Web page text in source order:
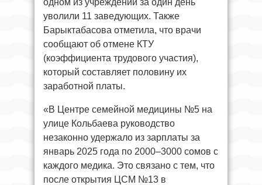
одном из учреждений за один день
уволили 11 заведующих. Также
Барыктабасова отметила, что врачи
сообщают об отмене КТУ
(коэффициента трудового участия),
который составляет половину их
заработной платы.
«В Центре семейной медицины №5 на
улице Кольбаева руководство
незаконно удержало из зарплаты за
январь 2025 года по 2000–3000 сомов с
каждого медика. Это связано с тем, что
после открытия ЦСМ №13 в